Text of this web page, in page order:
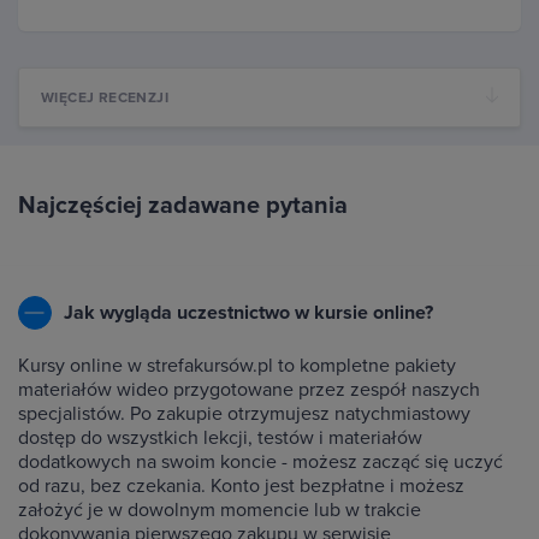
WIĘCEJ RECENZJI
Najczęściej zadawane pytania
Jak wygląda uczestnictwo w kursie online?
Kursy online w strefakursów.pl to kompletne pakiety
materiałów wideo przygotowane przez zespół naszych
specjalistów. Po zakupie otrzymujesz natychmiastowy
dostęp do wszystkich lekcji, testów i materiałów
dodatkowych na swoim koncie - możesz zacząć się uczyć
od razu, bez czekania. Konto jest bezpłatne i możesz
założyć je w dowolnym momencie lub w trakcie
dokonywania pierwszego zakupu w serwisie